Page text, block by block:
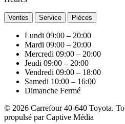
Ventes Service Pièces
Lundi 09:00 – 20:00
Mardi 09:00 – 20:00
Mercredi 09:00 – 20:00
Jeudi 09:00 – 20:00
Vendredi 09:00 – 18:00
Samedi 10:00 – 16:00
Dimanche Fermé
© 2026 Carrefour 40-640 Toyota.
propulsé parCaptive Média